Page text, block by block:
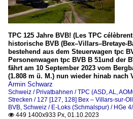
TPC 125 Jahre BVB! (Les TPC
historische BVB (Bex–Villars–Bretaye-
bestehend aus dem Steuerwagen tpc
Personenwagen tpc BVB B 51und der
fährt am 10 September 2023 vom
(1.808 m ü. M.) nun wieder hinab nach
Armin Schwarz
Schweiz / Privatbahnen / TPC (ASD, AL,
Strecken / 127 [127, 128] Bex – Villars-sur-
BVB Schweiz / E-Loks (Schmalspur) / HGe
 449 1400x933 Px, 01.10.2023